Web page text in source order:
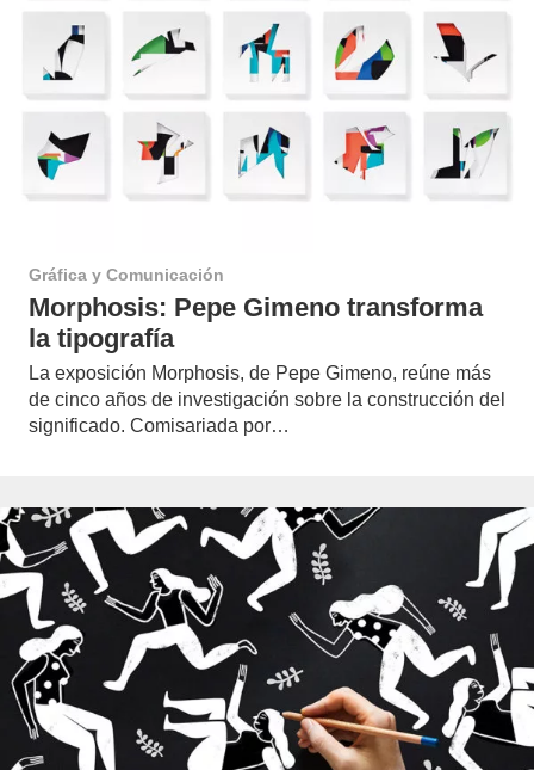
Gráfica y Comunicación
Morphosis: Pepe Gimeno transforma
la tipografía
La exposición Morphosis, de Pepe Gimeno, reúne más
de cinco años de investigación sobre la construcción del
significado. Comisariada por…